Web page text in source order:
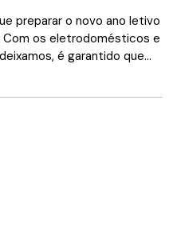
preparar o novo ano letivo
os eletrodomésticos e
é garantido que…